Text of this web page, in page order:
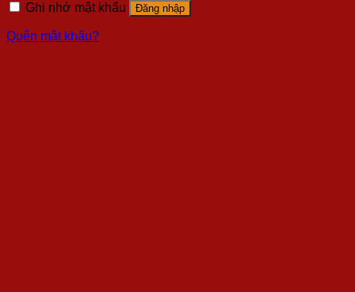
Ghi nhớ mật khẩu Đăng nhập
Quên mật khẩu?